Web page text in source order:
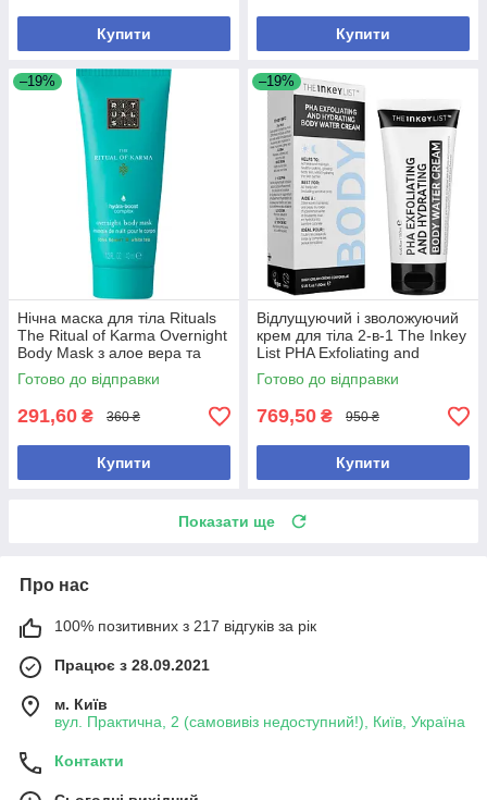
Купити Купити
–19%
Нічна маска для тіла Rituals
The Ritual of Karma Overnight
Body Mask з алое вера та
скваланом 40 мл
Готово до відправки
291,60 ₴ 360 ₴
Купити
–19%
Відлущуючий і зволожуючий
крем для тіла 2-в-1 The Inkey
List PHA Exfoliating and
Hydrating Body Water Cream
Готово до відправки
769,50 ₴ 950 ₴
Купити
Показати ще
Про нас
100% позитивних з 217 відгуків за рік
Працює з 28.09.2021
м. Київ
вул. Практична, 2 (самовивіз недоступний!), Київ, Україна
Контакти